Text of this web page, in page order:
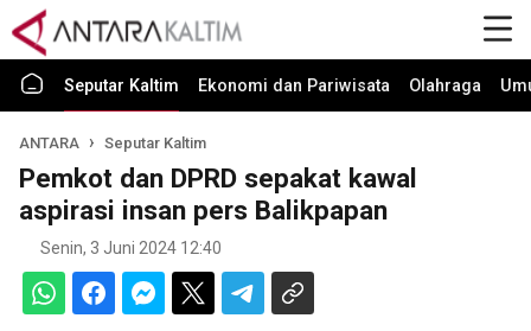
Seputar Kaltim Ekonomi dan Pariwisata Olahraga
ANTARA Seputar Kaltim
Pemkot dan DPRD sepakat kawal
aspirasi insan pers Balikpapan
Senin, 3 Juni 2024 12:40